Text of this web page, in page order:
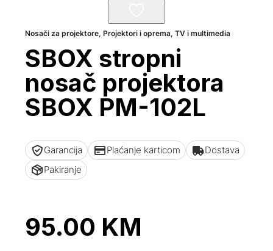
Nosači za projektore,Projektori i oprema,TV i multimedia
SBOX stropni
nosač projektora
SBOX PM-102L
Garancija Plaćanje karticom
Dostava
Pakiranje
95.00 KM